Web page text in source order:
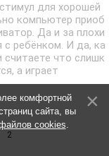
для хорошей
компьютер приоб
Да и за плохи
с ребёнком. И да, ка
считаете что слишк
а играет
2
комфортной
сайта, вы
cookies.